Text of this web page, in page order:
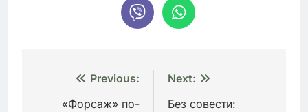
Навигация
Previous:
«Форсаж» по-
Next:
Без совести: